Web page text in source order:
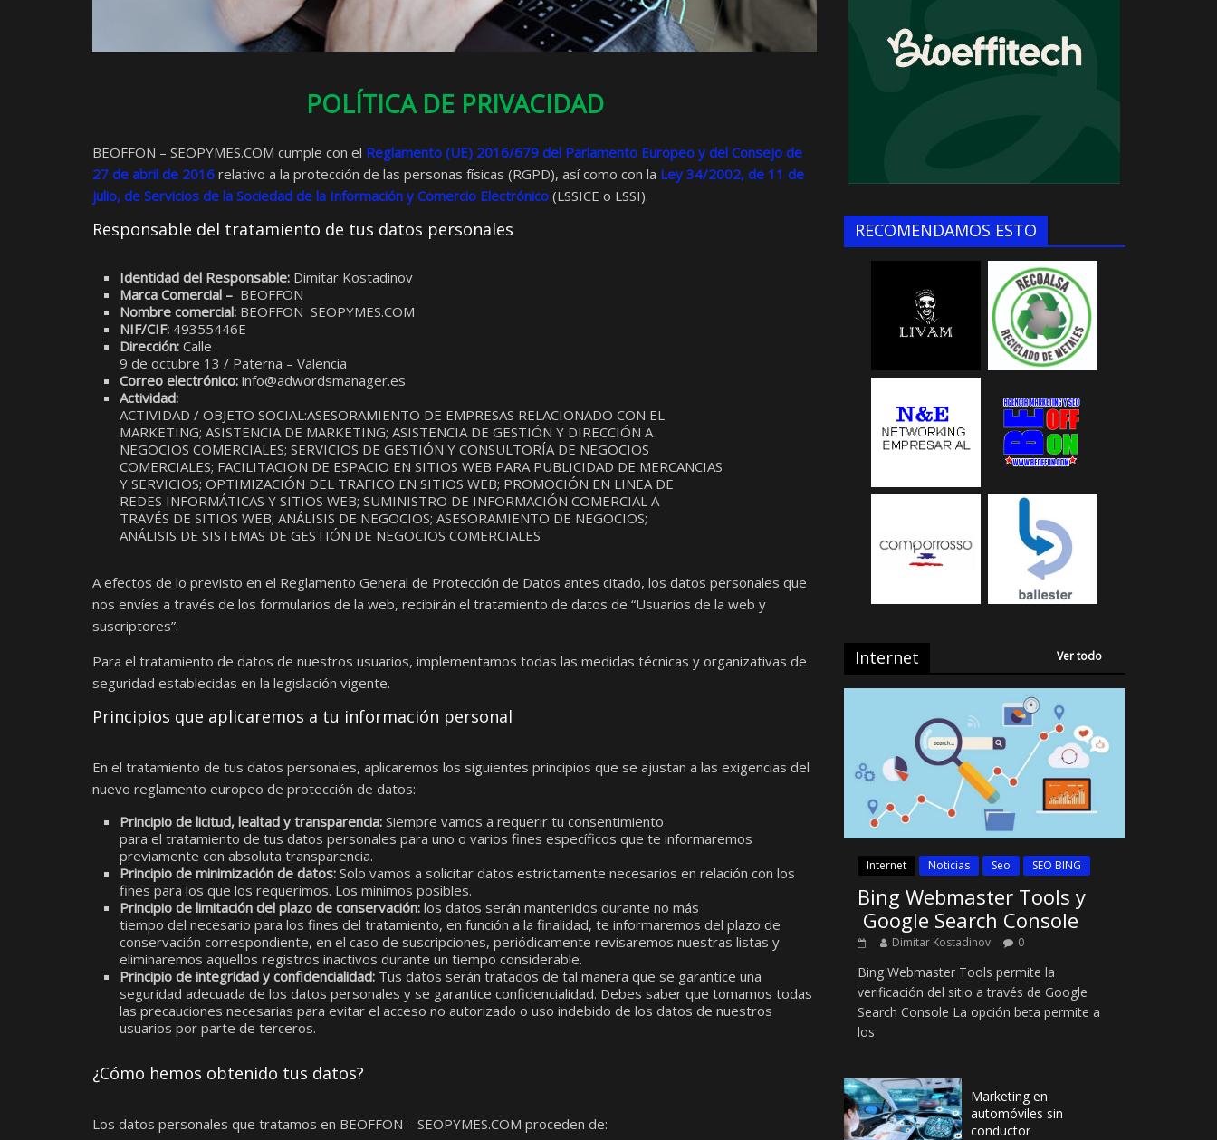
POLÍTICA DE PRIVACIDAD
BEOFFON – SEOPYMES.COM cumple con el Reglamento (UE) 2016/679 del Parlamento Europeo y del Consejo de
27 de abril de 2016 relativo a la protección de las personas físicas (RGPD), así como con la Ley 34/2002, de 11 de
julio, de Servicios de la Sociedad de la Información y Comercio Electrónico (LSSICE o LSSI).
Responsable del tratamiento de tus datos personales
Identidad del Responsable: Dimitar Kostadinov
Marca Comercial – BEOFFON
Nombre comercial: BEOFFON SEOPYMES.COM
NIF/CIF: 49355446E
Dirección: Calle
9 de octubre 13 / Paterna – Valencia
Correo electrónico: info@adwordsmanager.es
Actividad:
ACTIVIDAD / OBJETO SOCIAL:ASESORAMIENTO DE EMPRESAS RELACIONADO CON EL
MARKETING; ASISTENCIA DE MARKETING; ASISTENCIA DE GESTIÓN Y DIRECCIÓN A
NEGOCIOS COMERCIALES; SERVICIOS DE GESTIÓN Y CONSULTORÍA DE NEGOCIOS
COMERCIALES; FACILITACION DE ESPACIO EN SITIOS WEB PARA PUBLICIDAD DE MERCANCIAS
Y SERVICIOS; OPTIMIZACIÓN DEL TRAFICO EN SITIOS WEB; PROMOCIÓN EN LINEA DE
REDES INFORMÁTICAS Y SITIOS WEB; SUMINISTRO DE INFORMACIÓN COMERCIAL A
TRAVÉS DE SITIOS WEB; ANÁLISIS DE NEGOCIOS; ASESORAMIENTO DE NEGOCIOS;
ANÁLISIS DE SISTEMAS DE GESTIÓN DE NEGOCIOS COMERCIALES
A efectos de lo previsto en el Reglamento General de Protección de Datos antes citado, los datos personales que
nos envíes a través de los formularios de la web, recibirán el tratamiento de datos de “Usuarios de la web y
suscriptores”.
Para el tratamiento de datos de nuestros usuarios, implementamos todas las medidas técnicas y organizativas de
seguridad establecidas en la legislación vigente.
Principios que aplicaremos a tu información personal
En el tratamiento de tus datos personales, aplicaremos los siguientes principios que se ajustan a las exigencias del
nuevo reglamento europeo de protección de datos:
Principio de licitud, lealtad y transparencia: Siempre vamos a requerir tu consentimiento
para el tratamiento de tus datos personales para uno o varios fines específicos que te informaremos
previamente con absoluta transparencia.
Principio de minimización de datos: Solo vamos a solicitar datos estrictamente necesarios en relación con los
fines para los que los requerimos. Los mínimos posibles.
Principio de limitación del plazo de conservación: los datos serán mantenidos durante no más
tiempo del necesario para los fines del tratamiento, en función a la finalidad, te informaremos del plazo de
conservación correspondiente, en el caso de suscripciones, periódicamente revisaremos nuestras listas y
eliminaremos aquellos registros inactivos durante un tiempo considerable.
Principio de integridad y confidencialidad: Tus datos serán tratados de tal manera que se garantice una
seguridad adecuada de los datos personales y se garantice confidencialidad. Debes saber que tomamos todas
las precauciones necesarias para evitar el acceso no autorizado o uso indebido de los datos de nuestros
usuarios por parte de terceros.
¿Cómo hemos obtenido tus datos?
Los datos personales que tratamos en BEOFFON – SEOPYMES.COM proceden de:
RECOMENDAMOS ESTO
Internet Ver todo
Internet Noticias Seo SEO BING
Bing Webmaster Tools y
Google Search Console
Dimitar Kostadinov 0
Bing Webmaster Tools permite la
verificación del sitio a través de Google
Search Console La opción beta permite a
los
Marketing en
automóviles sin
conductor